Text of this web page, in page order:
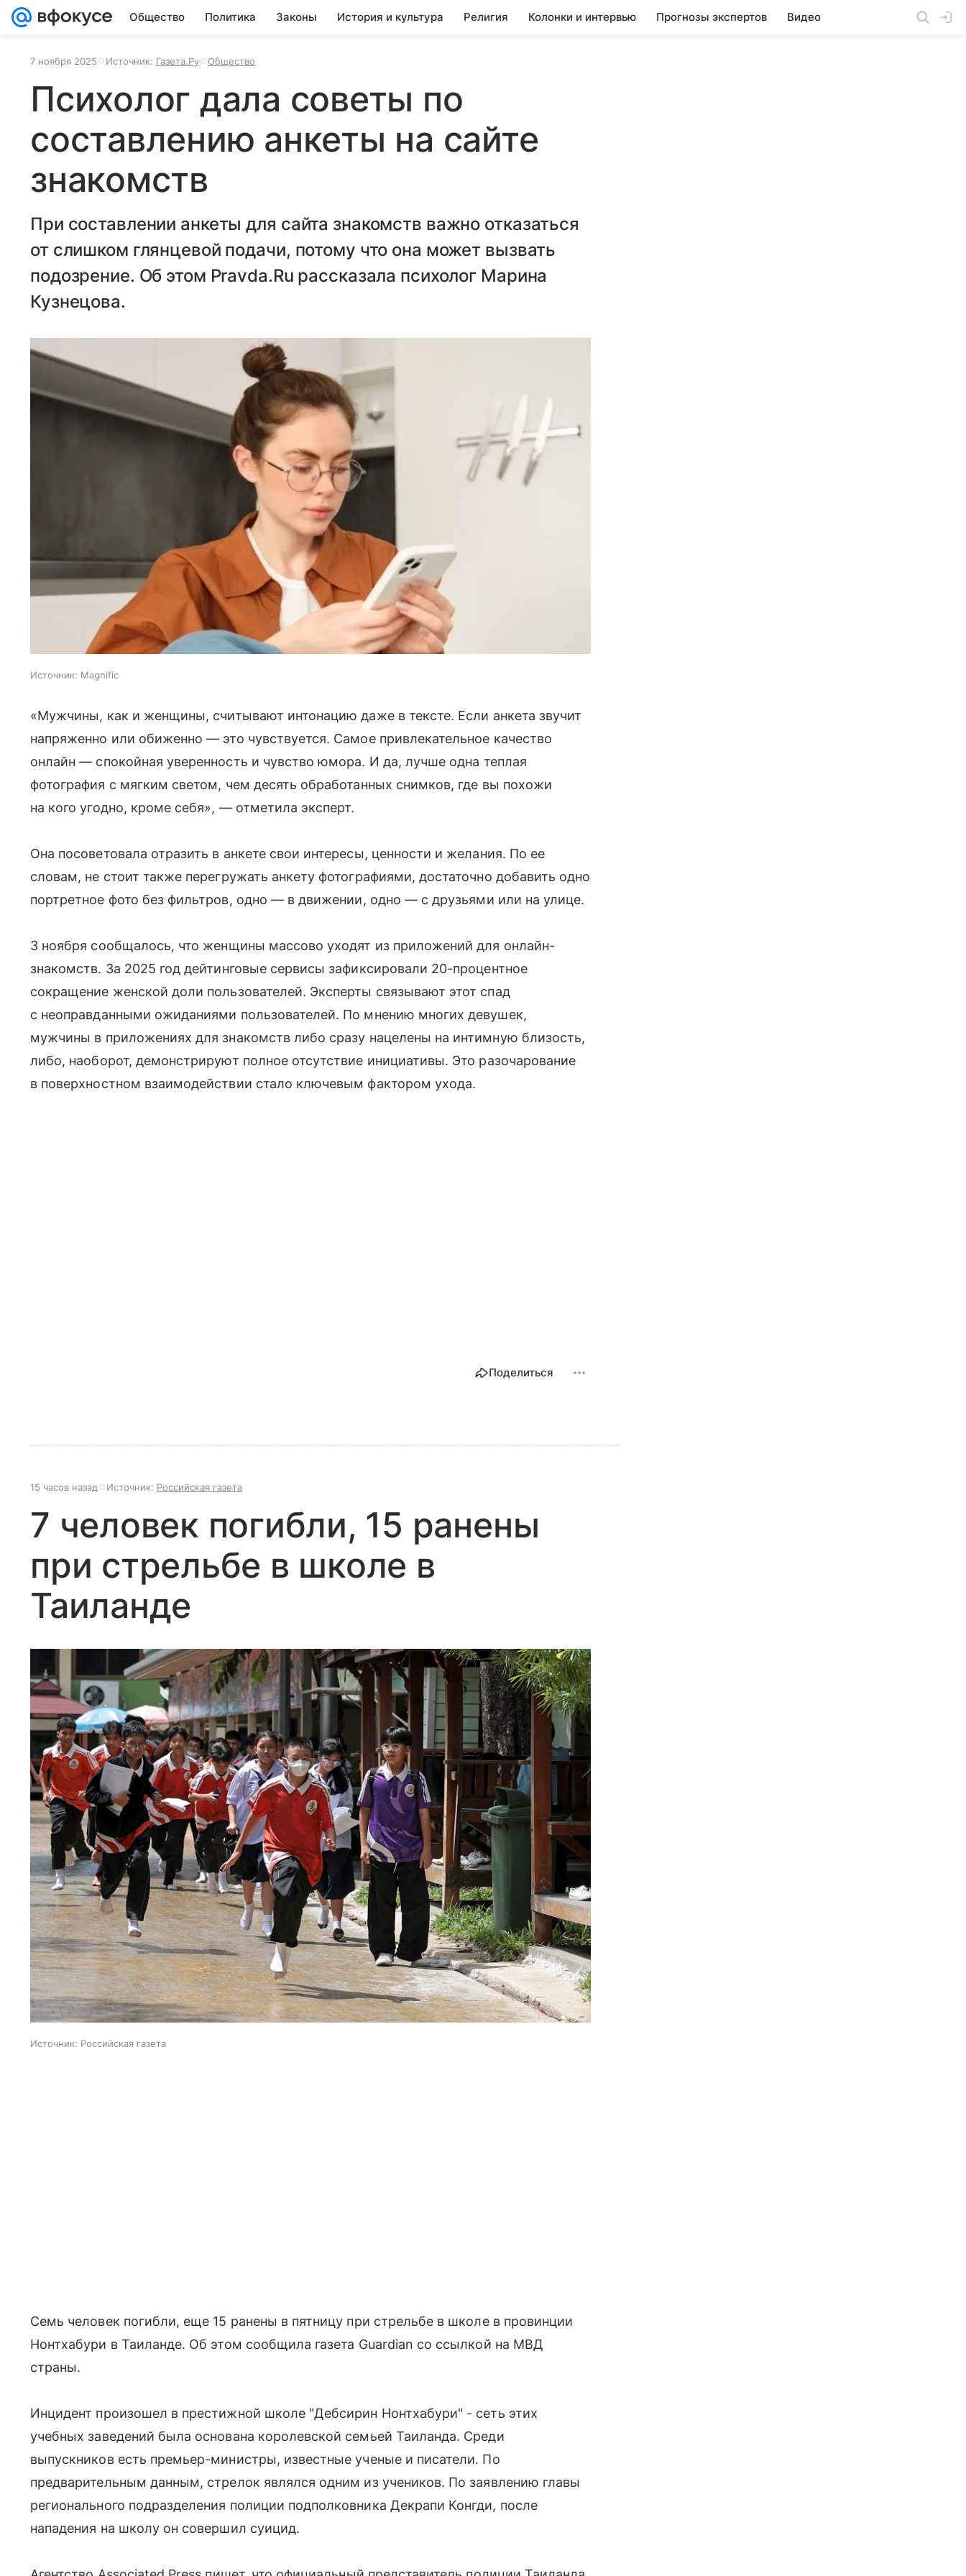
Общество Политика Законы История и культура Религия Колонки и интервью Прогнозы экспертов Видео
7 ноября 2025 Источник: Газета.Ру Общество
Психолог дала советы по
составлению анкеты на сайте
знакомств
При составлении анкеты для сайта знакомств важно отказаться
от слишком глянцевой подачи, потому что она может вызвать
подозрение. Об этом Pravda.Ru рассказала психолог Марина
Кузнецова.
Источник: Magnific
«Мужчины, как и женщины, считывают интонацию даже в тексте. Если анкета звучит
напряженно или обиженно — это чувствуется. Самое привлекательное качество
онлайн — спокойная уверенность и чувство юмора. И да, лучше одна теплая
фотография с мягким светом, чем десять обработанных снимков, где вы похожи
на кого угодно, кроме себя», — отметила эксперт.
Она посоветовала отразить в анкете свои интересы, ценности и желания. По ее
словам, не стоит также перегружать анкету фотографиями, достаточно добавить одно
портретное фото без фильтров, одно — в движении, одно — с друзьями или на улице.
3 ноября сообщалось, что женщины массово уходят из приложений для онлайн-
знакомств. За 2025 год дейтинговые сервисы зафиксировали 20-процентное
сокращение женской доли пользователей. Эксперты связывают этот спад
с неоправданными ожиданиями пользователей. По мнению многих девушек,
мужчины в приложениях для знакомств либо сразу нацелены на интимную близость,
либо, наоборот, демонстрируют полное отсутствие инициативы. Это разочарование
в поверхностном взаимодействии стало ключевым фактором ухода.
Поделиться
15 часов назад Источник: Российская газета
7 человек погибли, 15 ранены
при стрельбе в школе в
Таиланде
Источник: Российская газета
Семь человек погибли, еще 15 ранены в пятницу при стрельбе в школе в провинции
Нонтхабури в Таиланде. Об этом сообщила газета Guardian со ссылкой на МВД
страны.
Инцидент произошел в престижной школе "Дебсирин Нонтхабури" - сеть этих
учебных заведений была основана королевской семьей Таиланда. Среди
выпускников есть премьер-министры, известные ученые и писатели. По
предварительным данным, стрелок являлся одним из учеников. По заявлению главы
регионального подразделения полиции подполковника Декрапи Конгди, после
нападения на школу он совершил суицид.